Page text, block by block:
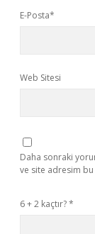
E-Posta*
Web Sitesi
Daha sonraki
ve site adresim bu
6 + 2 kaçtır?*